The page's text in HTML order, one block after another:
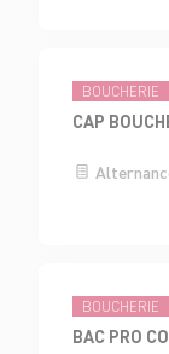
BOUCHERIE
CAP
BOUCHERIE
BAC PRO